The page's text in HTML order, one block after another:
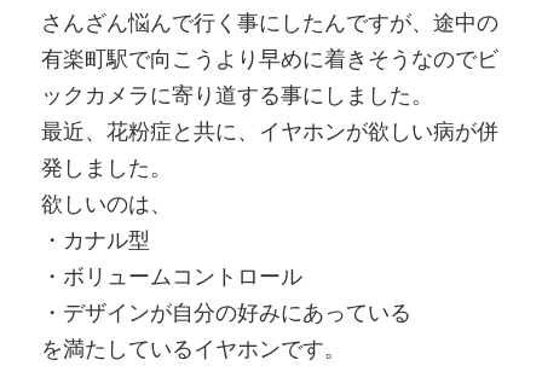
さんざん悩んで行く事にしたんですが、途中の
有楽町駅で向こうより早めに着きそうなのでビ
ックカメラに寄り道する事にしました。
最近、花粉症と共に、イヤホンが欲しい病が併
発しました。
欲しいのは、
・カナル型
・ボリュームコントロール
・デザインが自分の好みにあっている
を満たしているイヤホンです。